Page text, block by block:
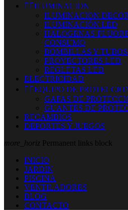
 ILUMINACION
ILUMINACION
ILUMINACIÓN LED
HALOGENAS-
CONSUMO
BOMBILLAS Y
PROYECTORES LED
REGLETAS LED
ELECTRICIDAD
 EQUIPO DE
GAFAS DE
GUANTES DE
RECAMBIOS
DEPORTES Y JUEGOS
more_horiz Permanent links block
INICIO
JARDIN
PISCINA
VENTILADORES
BLOG
CONTACTO